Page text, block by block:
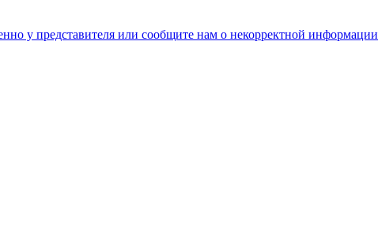
у представителя или сообщите нам о некорректной информации